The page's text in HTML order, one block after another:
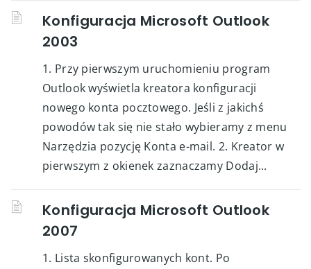
Konfiguracja Microsoft Outlook
2003
1. Przy pierwszym uruchomieniu program
Outlook wyświetla kreatora konfiguracji
nowego konta pocztowego. Jeśli z jakichś
powodów tak się nie stało wybieramy z menu
Narzędzia pozycję Konta e-mail. 2. Kreator w
pierwszym z okienek zaznaczamy Dodaj...
Konfiguracja Microsoft Outlook
2007
1. Lista skonfigurowanych kont. Po